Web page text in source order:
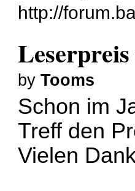
http://
Leserpreis
byTooms
Schon im
Treff den
Vielen